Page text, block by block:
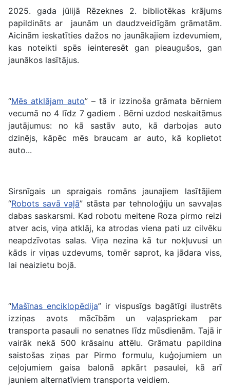
2025. gada jūlijā Rēzeknes 2. bibliotēkas krājums
papildināts ar jaunām un daudzveidīgām grāmatām.
Aicinām ieskatīties dažos no jaunākajiem izdevumiem,
kas noteikti spēs ieinteresēt gan pieaugušos, gan
jaunākos lasītājus.
“Mēs atklājam auto” – tā ir izzinoša grāmata bērniem
vecumā no 4 līdz 7 gadiem . Bērni uzdod neskaitāmus
jautājumus: no kā sastāv auto, kā darbojas auto
dzinējs, kāpēc mēs braucam ar auto, kā koplietot
auto...
Sirsnīgais un spraigais romāns jaunajiem lasītājiem
“Robots savā vaļā” stāsta par tehnoloģiju un savvaļas
dabas saskarsmi. Kad robotu meitene Roza pirmo reizi
atver acis, viņa atklāj, ka atrodas viena pati uz cilvēku
neapdzīvotas salas. Viņa nezina kā tur nokļuvusi un
kāds ir viņas uzdevums, tomēr saprot, ka jādara viss,
lai neaizietu bojā.
“Mašīnas enciklopēdija” ir vispusīgs bagātīgi ilustrēts
izziņas avots mācībām un vaļaspriekam par
transporta pasauli no senatnes līdz mūsdienām. Tajā ir
vairāk nekā 500 krāsainu attēlu. Grāmatu papildina
saistošas ziņas par Pirmo formulu, kuģojumiem un
ceļojumiem gaisa balonā apkārt pasaulei, kā arī
jauniem alternatīviem transporta veidiem.